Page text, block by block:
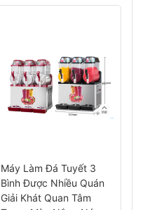
Máy Làm Đá Tuyết 3
Bình Được Nhiều Quán
Giải Khát Quan Tâm